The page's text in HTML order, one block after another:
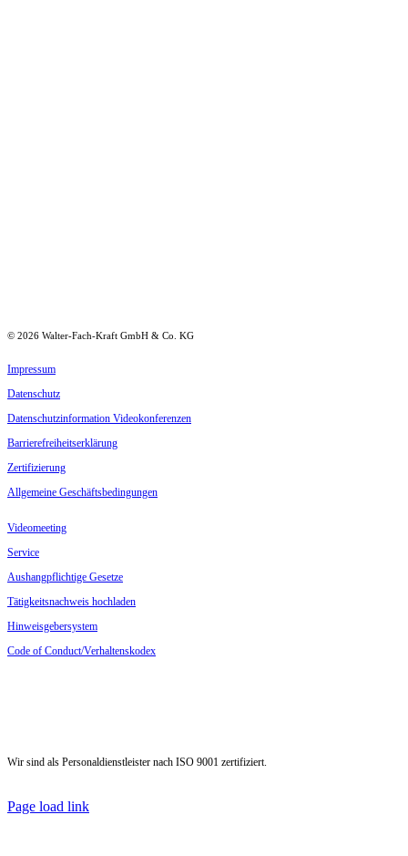
© 2026 Walter-Fach-Kraft GmbH & Co. KG
Impressum
Daten­schutz
Daten­schutz­in­for­mation Videokonferenzen
Barrie­re­frei­heits­er­klärung
Zerti­fi­zierung
Allge­meine Geschäftsbedingungen
Video­meeting
Service
Aushang­pflichtige Gesetze
Tätig­keits­nachweis hochladen
Hinweis­ge­ber­system
Code of Conduct/Verhaltenskodex
Wir sind als Personal­dienst­leister nach ISO 9001 zertifiziert.
Page load link